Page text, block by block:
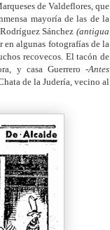
de Valdeflores, que
mayoría de las de la
Sánchez (antigua
en algunas fotografías de la
recovecos. El tacón de
y casa Guerrero -Antes
de la Judería, vecino al